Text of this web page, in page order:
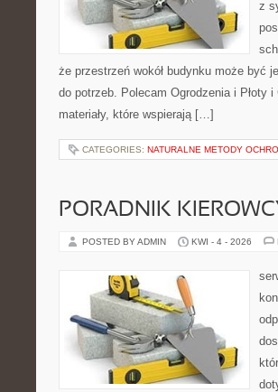
z
że przestrzeń wokół budynku może być
do potrzeb. Polecam Ogrodzenia i Płoty
materiały, które wspierają […]
CATEGORIES: NATURALNE METODY
PORADNIK
POSTED BY ADMIN KWI - 4 - 2026